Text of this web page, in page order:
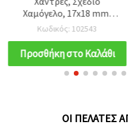
Χαμόγελο, 17x18 mm,
τρύπα 4.5 mm Φυσικό
Χρώμα Ξύλου - 20 τεμ.
Κωδικός: 102543
Προσθήκη στο Καλάθι
ΟΙ ΠΕΛΆΤΕΣ